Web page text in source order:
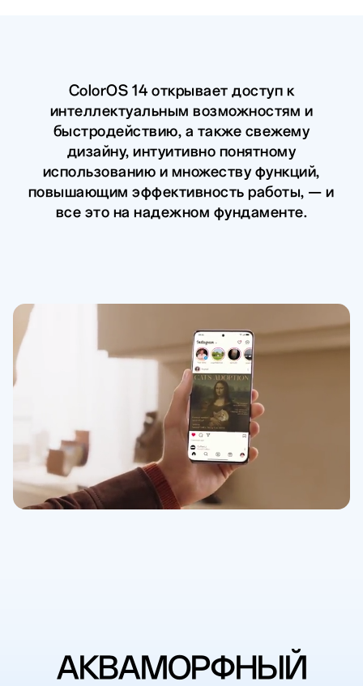
ColorOS 14 открывает доступ к
интеллектуальным возможностям и
быстродействию, а также свежему
дизайну, интуитивно понятному
использованию и множеству функций,
повышающим эффективность работы, — и
все это на надежном фундаменте.
АКВАМОРФНЫЙ
ДИЗАЙН